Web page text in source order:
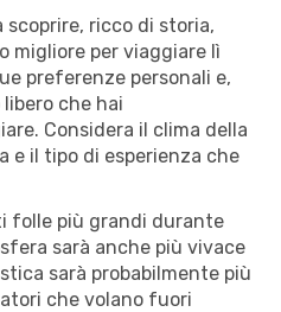
ricco di storia,
migliore per viaggiare lì
preferenze personali e,
che hai
Considera il clima della
il tipo di esperienza che
folle più grandi durante
sarà anche più vivace
sarà probabilmente più
che volano fuori